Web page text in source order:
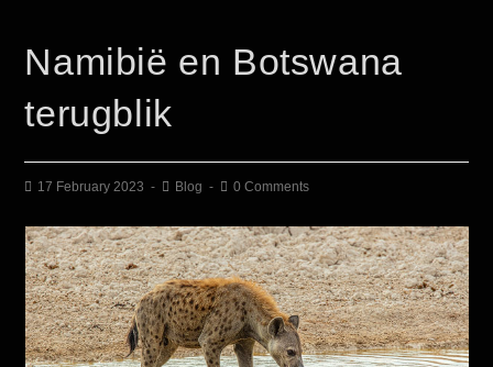
Namibië en Botswana
terugblik
17 February 2023 Blog 0 Comments